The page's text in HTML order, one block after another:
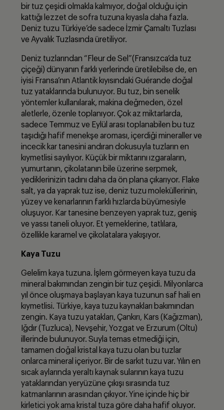
bir tuz çeşidi olmakla kalmıyor, doğal olduğu için
kattığı lezzet de sofra tuzuna kıyasla daha fazla.
Deniz tuzu Türkiye’de sadece İzmir Çamaltı Tuzlası
ve Ayvalık Tuzlasında üretiliyor.
Deniz tuzlarından “Fleur de Sel”(Fransızca’da tuz
çiçeği) dünyanın farklı yerlerinde üretilebilse de, en
iyisi Fransa’nın Atlantik kıyısındaki Guérande doğal
tuz yataklarında bulunuyor. Bu tuz, bin senelik
yöntemler kullanılarak, makina değmeden, özel
aletlerle, özenle toplanıyor. Çok az miktarlarda,
sadece Temmuz ve Eylül arası toplanabilen bu tuz
taşıdığı hafif menekşe aroması, içerdiği mineraller ve
incecik kar tanesini andıran dokusuyla tuzların en
kıymetlisi sayılıyor. Küçük bir miktarını ızgaraların,
yumurtanın, çikolatanın bile üzerine serpmek,
yediklerinizin tadını daha da ön plana çıkarıyor. Flake
salt, ya da yaprak tuz ise, deniz tuzu moleküllerinin,
yüzey ve kenarlarının farklı hızlarda büyümesiyle
oluşuyor. Kar tanesine benzeyen yaprak tuz, geniş
ve yassı taneli oluyor. Et yemeklerine, tatlılara,
özellikle karamel ve çikolatalara yakışıyor.
Kaya Tuzu
Gelelim kaya tuzuna. İşlem görmeyen kaya tuzu da
mineral bakımından zengin bir tuz çeşidi. Milyonlarca
yıl önce oluşmaya başlayan kaya tuzunun saf hali en
kıymetlisi. Türkiye, kaya tuzu kaynakları bakımından
zengin. Kaya tuzu yatakları, Çankırı, Kars (Kağızman),
Iğdır (Tuzluca), Nevşehir, Yozgat ve Erzurum (Oltu)
illerinde bulunuyor. Suyla temas etmediği için,
tamamen doğal kristal kaya tuzu olan bu tuzlar
onlarca mineral içeriyor. Bir de sarkıt tuzu var. Yılın en
sıcak aylarında yeraltı kaynak sularının kaya tuzu
yataklarından yeryüzüne çıkışı sırasında tuz
katmanlarının arasından çıkıyor. Yine içinde hiç bir
kirletici yok ama kristal tuza göre daha hafif oluyor.